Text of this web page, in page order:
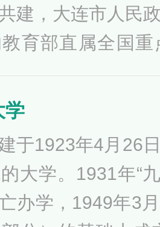
建，大连市人民
育部直属全国
类建设高校。大
立前夕，面向新
新型正规大学。
学
于1923年4月26
大学。1931年“
办学，1949年3